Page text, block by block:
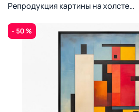
Репродукция картины на холсте
- 50 %